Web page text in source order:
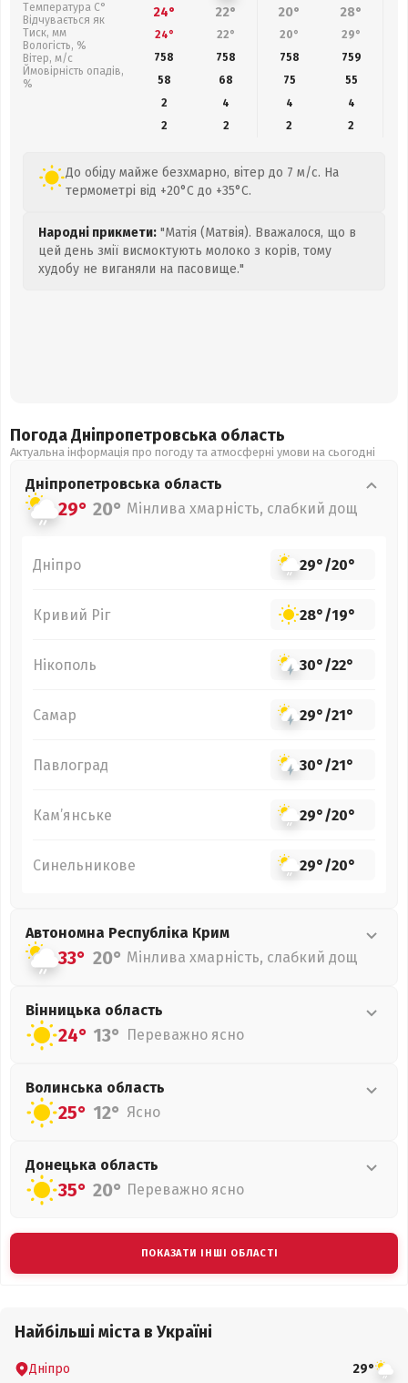
Температура С°
Відчувається як
Тиск, мм
Вологість, %
Вітер, м/с
Ймовірність опадів,
%
24° 22° 20° 28°
24° 22° 20° 29°
758
758 758 759
58
68 75
55
2
4 4
4
2
2 2 2
До обіду майже безхмарно, вітер до 7 м/с. На
термометрі від +20°C до +35°C.
Народні прикмети: "Матія (Матвія). Вважалося, що в
цей день змії висмоктують молоко з корів, тому
худобу не виганяли на пасовище."
Погода Дніпропетровська область
Актуальна інформація про погоду та атмосферні умови на сьогодні
Дніпропетровська область
29° 20° Мінлива хмарність, слабкий дощ
Дніпро 29°/20°
Кривий Ріг 28°/19°
Нікополь 30°/22°
Самар 29°/21°
Павлоград 30°/21°
Кам’янське 29°/20°
Синельникове 29°/20°
Автономна Республіка Крим
33° 20° Мінлива хмарність, слабкий дощ
Вінницька область
24° 13° Переважно ясно
Волинська область
25° 12° Ясно
Донецька область
35° 20° Переважно ясно
ПОКАЗАТИ ІНШІ ОБЛАСТІ
Найбільші міста в Україні
Дніпро 29°